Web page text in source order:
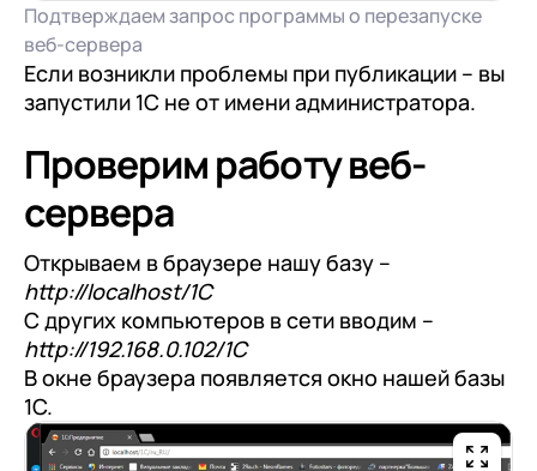
Подтверждаем запрос программы о перезапуске
веб-сервера
Если возникли проблемы при публикации – вы
запустили 1С не от имени администратора.
Проверим работу веб-
сервера
Открываем в браузере нашу базу –
http://localhost/1С
С других компьютеров в сети вводим –
http://192.168.0.102/1С
В окне браузера появляется окно нашей базы
1С.